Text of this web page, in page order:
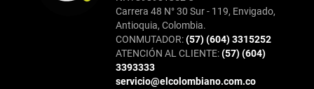
Carrera 48 N° 30 Sur - 119, Envigado,
Antioquia, Colombia.
CONMUTADOR:(57) (604) 3315252
ATENCIÓN AL CLIENTE:(57) (604)
3393333
servicio@elcolombiano.com.co